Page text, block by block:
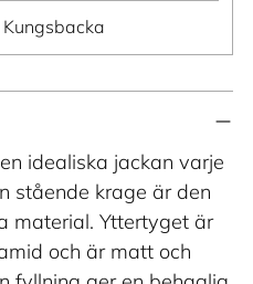
idealiska jackan varje
stående krage är den
material. Yttertyget är
och är matt och